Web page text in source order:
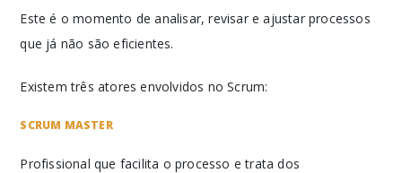
Este é o momento de analisar, revisar e ajustar processos
que já não são eficientes.
Existem três atores envolvidos no Scrum:
SCRUM MASTER
Profissional que facilita o processo e trata dos